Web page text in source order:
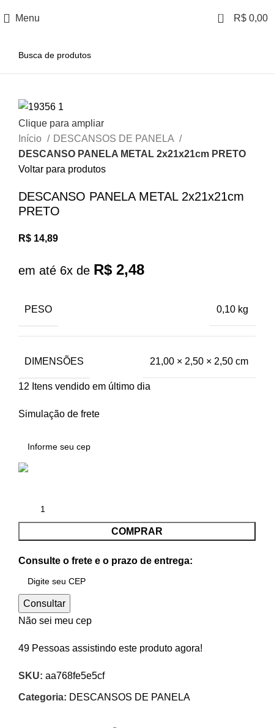
Menu 0 R$ 0,00
Clique para ampliar
Início
DESCANSOS DE PANELA
DESCANSO PANELA METAL 2x21x21cm PRETO
Voltar para produtos
DESCANSO PANELA METAL 2x21x21cm
PRETO
R$ 14,89
em até 6x de R$ 2,48
PESO 0,10 kg
DIMENSÕES 21,00 × 2,50 × 2,50 cm
12 Itens vendido em último dia
Simulação de frete
COMPRAR
Consulte o frete e o prazo de entrega:
Consultar
Não sei meu cep
49 Pessoas assistindo este produto agora!
SKU: aa768fe5e5cf
Categoria: DESCANSOS DE PANELA